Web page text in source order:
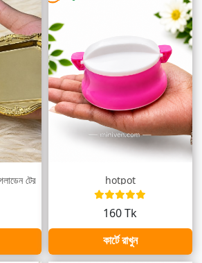
ট্রে hotpot
160 Tk
কার্টে রাখুন